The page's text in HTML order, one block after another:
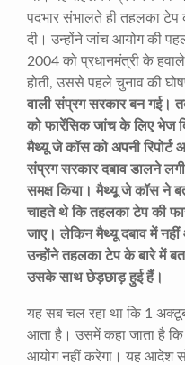
पदभार संभालते ही तहलका
दी। उन्होंने जांच आयोग की
2004 को प्रधानमंत्री के हवाले
होती, उससे पहले चुनाव की
वाली संप्रग सरकार बन
को फारेंसिक जांच के लिए भेज
मैथ्यू जे कॉस को अपनी रिपोर्ट
संप्रग सरकार दबाव डालने
समक्ष किया। मैथ्यू जे कॉस ने
चाहते थे कि तहलका टेप की
जाए। लेकिन मैथ्यू दबाव में
उन्होंने तहलका टेप के बारे में
उसके साथ छेड़छाड़ हुई हैं।
यह सब चल रहा था कि 1
आता है। उसमें कहा जाता है कि
आयोग नहीं करेगा। यह आदेश